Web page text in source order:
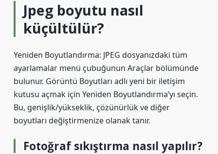
Jpeg boyutu nasıl
küçültülür?
Yeniden Boyutlandırma: JPEG dosyanızdaki tüm
ayarlamalar menü çubuğunun Araçlar bölümünde
bulunur. Görüntü Boyutları adlı yeni bir iletişim
kutusu açmak için Yeniden Boyutlandırma’yı seçin.
Bu, genişlik/yükseklik, çözünürlük ve diğer
boyutları değiştirmenize olanak tanır.
Fotoğraf sıkıştırma nasıl yapılır?